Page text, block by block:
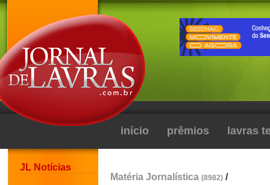
início prêmios lavras
JL Notícias
Matéria Jornalística (8982) /